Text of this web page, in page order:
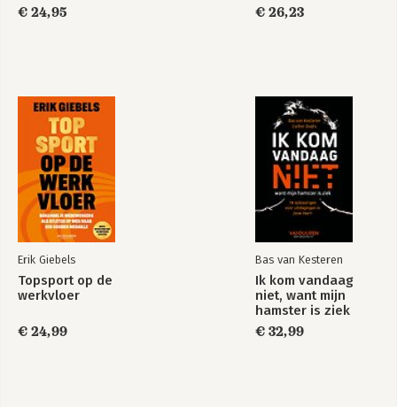
€ 24,95
€ 26,23
Erik Giebels
Topsport op de
werkvloer
€ 24,99
Bas van Kesteren
Ik kom vandaag
niet, want mijn
hamster is ziek
€ 32,99